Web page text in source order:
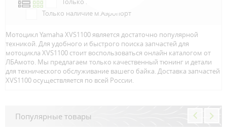
Только наличие м.Аэропорт
Мотоцикл Yamaha XVS1100 является достаточно популярной
техникой. Для удобного и быстрого поиска запчастей для
мотоцикла XVS1100 стоит воспользоваться онлайн каталогом от
ЛБАмото. Мы предлагаем только качественный тюнинг и детали
для технического обслуживание вашего байка. Доставка запчастей
XVS1100 осуществляется по всей Росcии.
Популярные товары